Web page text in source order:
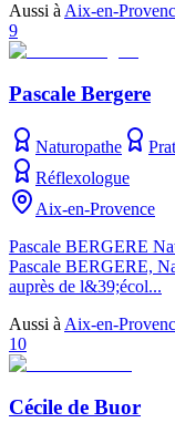
Aussi à Aix-en-
9
Pascale Bergere
Naturopathe
Réflexologue
Aix-en-Provence
Pascale BERGERE
Pascale BERGERE,
auprès de l&39;écol...
Aussi àAix-en-
10
Cécile de Buor